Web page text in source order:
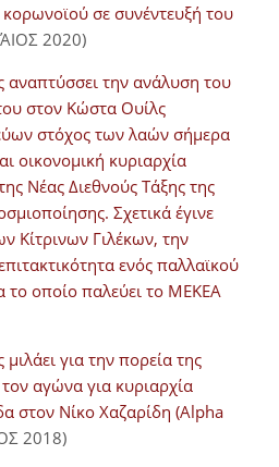
σε συνέντευξή του
2020)
την ανάλυση του
στον Κώστα Ουίλς
στόχος των λαών σήμερα
οικονομική κυριαρχία
Νέας Διεθνούς Τάξης της
Σχετικά έγινε
Κίτρινων Γιλέκων, την
ενός παλλαϊκού
το οποίο παλεύει το ΜΕΚΕΑ
για την πορεία της
αγώνα για κυριαρχία
στον Νίκο Χαζαρίδη (Alpha
2018)